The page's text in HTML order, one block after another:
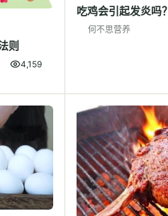
则
4,159
吃鸡会引起发炎吗？
何不思营养